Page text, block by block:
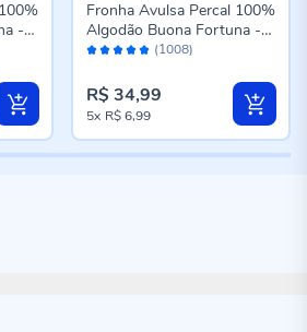
-
Avaliação: (1008)
Fronha Avulsa Percal 100%
Algodão Buona Fortuna -
Azul
R$ 34,99
5x R$ 6,99